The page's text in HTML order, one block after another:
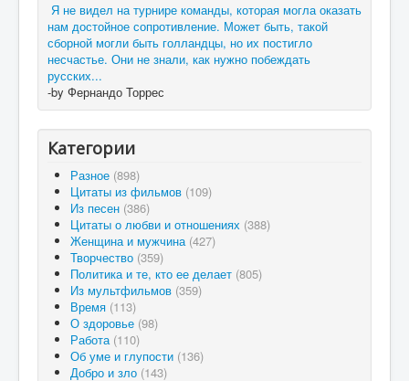
Я не видел на турнире команды, которая могла оказать
нам достойное сопротивление. Может быть, такой
сборной могли быть голландцы, но их постигло
несчастье. Они не знали, как нужно побеждать
русских...
-by Фернандо Торрес
Категории
Разное (898)
Цитаты из фильмов (109)
Из песен (386)
Цитаты о любви и отношениях (388)
Женщина и мужчина (427)
Творчество (359)
Политика и те, кто ее делает (805)
Из мультфильмов (359)
Время (113)
О здоровье (98)
Работа (110)
Об уме и глупости (136)
Добро и зло (143)